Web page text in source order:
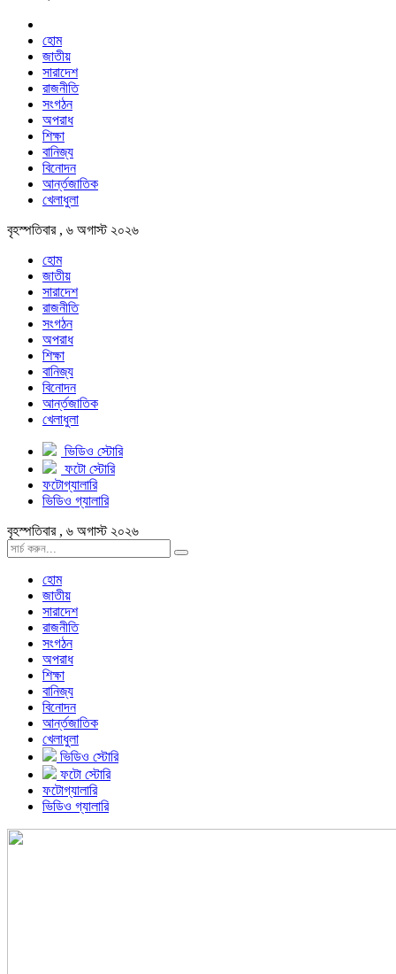
হোম
জাতীয়
সারাদেশ
রাজনীতি
সংগঠন
অপরাধ
শিক্ষা
বানিজ্য
বিনোদন
আর্ন্তজাতিক
খেলাধুলা
বৃহস্পতিবার , ৬ অগাস্ট ২০২৬
হোম
জাতীয়
সারাদেশ
রাজনীতি
সংগঠন
অপরাধ
শিক্ষা
বানিজ্য
বিনোদন
আর্ন্তজাতিক
খেলাধুলা
ভিডিও স্টোরি
ফটো স্টোরি
ফটোগ্যালারি
ভিডিও গ্যালারি
বৃহস্পতিবার , ৬ অগাস্ট ২০২৬
হোম
জাতীয়
সারাদেশ
রাজনীতি
সংগঠন
অপরাধ
শিক্ষা
বানিজ্য
বিনোদন
আর্ন্তজাতিক
খেলাধুলা
ভিডিও স্টোরি
ফটো স্টোরি
ফটোগ্যালারি
ভিডিও গ্যালারি